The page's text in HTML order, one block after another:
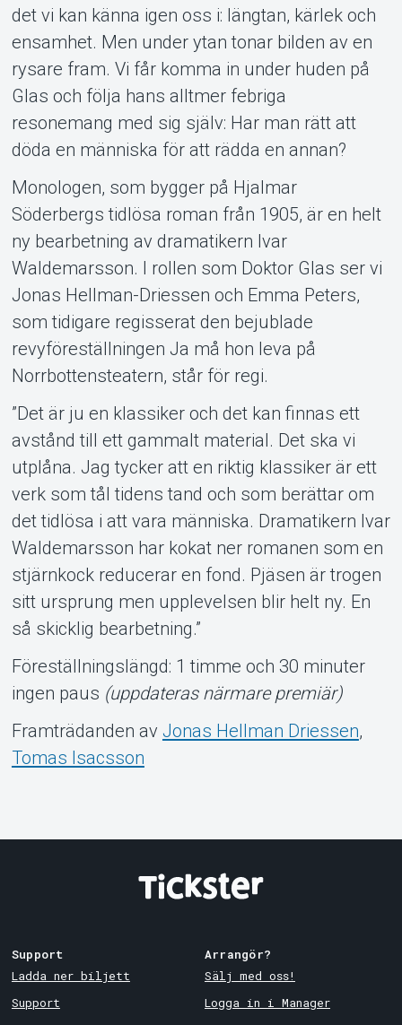
det vi kan känna igen oss i: längtan, kärlek och
ensamhet. Men under ytan tonar bilden av en
rysare fram. Vi får komma in under huden på
Glas och följa hans alltmer febriga
resonemang med sig själv: Har man rätt att
döda en människa för att rädda en annan?
Monologen, som bygger på Hjalmar
Söderbergs tidlösa roman från 1905, är en helt
ny bearbetning av dramatikern Ivar
Waldemarsson. I rollen som Doktor Glas ser vi
Jonas Hellman-Driessen och Emma Peters,
som tidigare regisserat den bejublade
revyföreställningen Ja må hon leva på
Norrbottensteatern, står för regi.
”Det är ju en klassiker och det kan finnas ett
avstånd till ett gammalt material. Det ska vi
utplåna. Jag tycker att en riktig klassiker är ett
verk som tål tidens tand och som berättar om
det tidlösa i att vara människa. Dramatikern Ivar
Waldemarsson har kokat ner romanen som en
stjärnkock reducerar en fond. Pjäsen är trogen
sitt ursprung men upplevelsen blir helt ny. En
så skicklig bearbetning.”
Föreställningslängd: 1 timme och 30 minuter
ingen paus (uppdateras närmare premiär)
Framträdanden av Jonas Hellman Driessen,
Tomas Isacsson
Support
Ladda ner biljett
Support
Arrangör?
Sälj med oss!
Logga in i Manager